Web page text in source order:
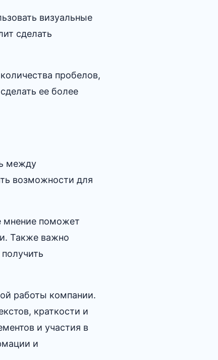
визуальные
сделать
пробелов,
ее более
между
возможности для
мнение поможет
Также важно
работы компании.​
краткости и
и участия в
и